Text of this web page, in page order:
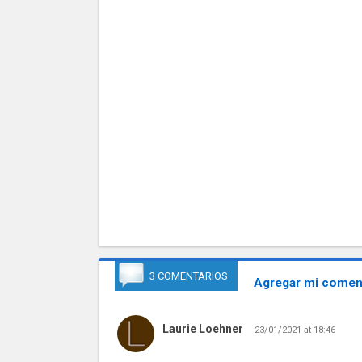
3 COMENTARIOS Agregar mi
Laurie Loehner 23/01/2021 at 18:46